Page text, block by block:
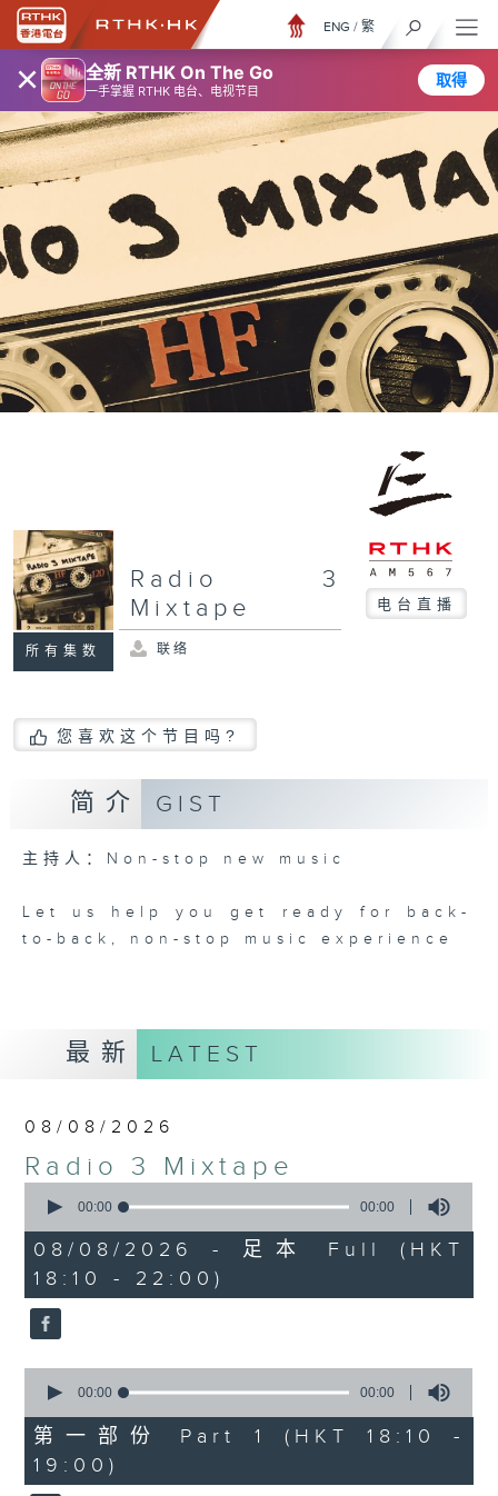
× 全新 RTHK On The Go
一手掌握 RTHK 电台、电视节目
取得
ENG / 繁
所有集数
Radio 3
Mixtape
电台直播
联络
您喜欢这个节目吗?
简介 GIST
主持人：Non-stop new music
Let us help you get ready for back-
to-back, non-stop music experience
最新 LATEST
08/08/2026
Radio 3 Mixtape
seconds
0
seconds
00:00 00:00
08/08/2026 - 足本 Full (HKT
18:10 - 22:00)
seconds
0
seconds
00:00 00:00
第一部份 Part 1 (HKT 18:10 -
19:00)